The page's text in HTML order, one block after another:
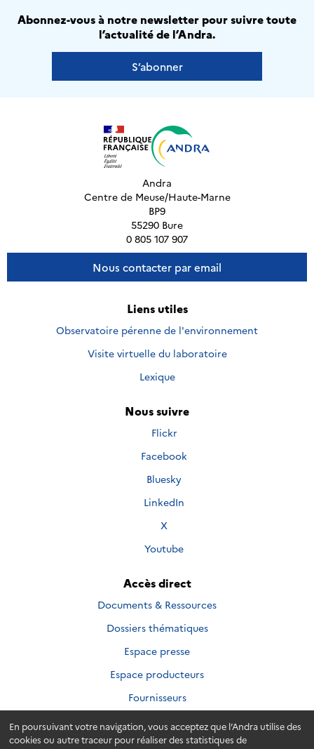
En poursuivant votre navigation, vous acceptez que l’Andra utilise des
cookies ou autre traceur pour réaliser des statistiques de
Abonnez-vous à notre newsletter pour suivre toute
l’actualité de l’Andra.
S’abonner
Andra
Centre de Meuse/Haute-Marne
BP9
55290 Bure
0 805 107 907
Nous contacter par email
Liens utiles
Observatoire pérenne de l'environnement
Visite virtuelle du laboratoire
Lexique
Nous suivre
Nous
sur
Flickr
Nous
sur
Facebook
Nous
sur
Bluesky
Nous
LinkedIn
Nous
sur
X
Nous
sur
Youtube
Accès direct
Documents & Ressources
Dossiers thématiques
Espace presse
Espace producteurs
Fournisseurs